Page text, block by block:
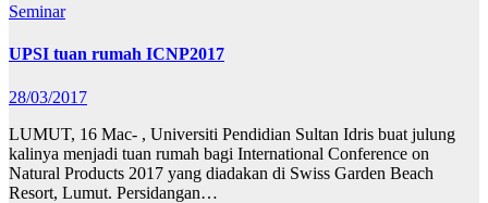
Seminar
UPSI tuan rumah ICNP2017
28/03/2017
LUMUT, 16 Mac- , Universiti Pendidian Sultan Idris buat julung
kalinya menjadi tuan rumah bagi International Conference on
Natural Products 2017 yang diadakan di Swiss Garden Beach
Resort, Lumut. Persidangan…